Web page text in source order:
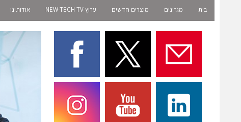
בית מגזינים מוצרים חדשים ערוץ NEW-TECH TV אודותינו